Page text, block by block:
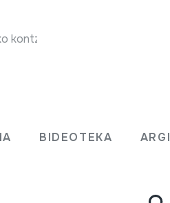
BIDEOTEKA
kontzertua. Oiartzun, 2002-